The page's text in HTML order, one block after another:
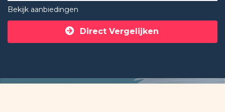
Bekijk aanbiedingen
Direct Vergelijken